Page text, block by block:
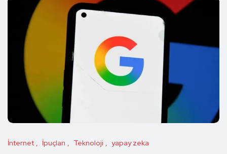
İnternet İpuçları Teknoloji yapay zeka